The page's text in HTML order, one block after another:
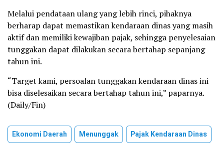
Melalui pendataan ulang yang lebih rinci, pihaknya
berharap dapat memastikan kendaraan dinas yang masih
aktif dan memiliki kewajiban pajak, sehingga penyelesaian
tunggakan dapat dilakukan secara bertahap sepanjang
tahun ini.
“Target kami, persoalan tunggakan kendaraan dinas ini
bisa diselesaikan secara bertahap tahun ini,” paparnya.
(Daily/Fin)
Ekonomi Daerah Menunggak Pajak Kendaraan Dinas